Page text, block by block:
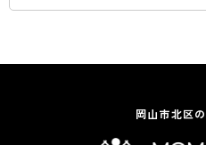
岡山市北区